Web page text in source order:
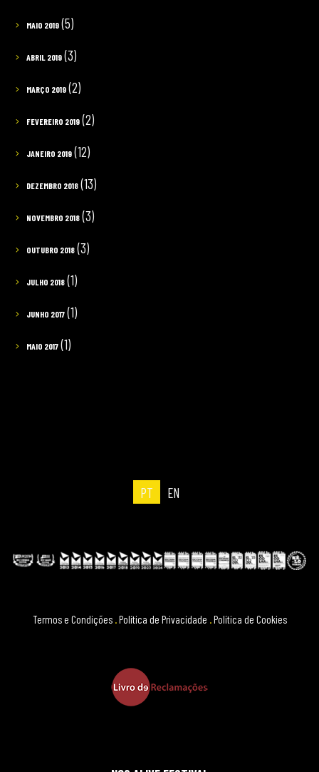
MAIO 2019(5)
ABRIL 2019(3)
MARÇO 2019(2)
FEVEREIRO 2019(2)
JANEIRO 2019(12)
DEZEMBRO 2018(13)
NOVEMBRO 2018(3)
OUTUBRO 2018(3)
JULHO 2018(1)
JUNHO 2017(1)
MAIO 2017(1)
PT EN
Termos e Condições .Política de Privacidade .Política de Cookies